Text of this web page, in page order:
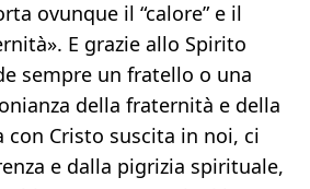
ovunque il “calore” e il
E grazie allo Spirito
sempre un fratello o una
della fraternità e della
con Cristo suscita in noi, ci
e dalla pigrizia spirituale,